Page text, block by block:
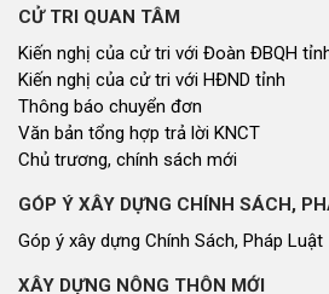
CỬ TRI QUAN TÂM
Kiến nghị của cử tri với Đoàn ĐBQH
Kiến nghị của cử tri với HĐND tỉnh
Thông báo chuyển đơn
Văn bản tổng hợp trả lời KNCT
Chủ trương, chính sách mới
GÓP Ý XÂY DỰNG CHÍNH SÁCH,
Góp ý xây dựng Chính Sách, Pháp Luật
XÂY DỰNG NÔNG THÔN MỚI